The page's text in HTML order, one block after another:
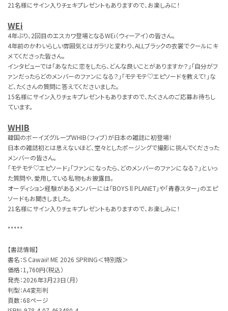
21名様にサイン入りチェキプレゼントもありますので、お楽しみに！
WEi
4年ぶり、2回目のエスカワ登場となるWEi（ウィーアイ）の皆さん。
4年前のかわいらしい雰囲気とはガラリと変わり、ALLブラックの衣裳でクールにキ
メてくださった皆さん。
インタビューでは「あなたに恋をしたら、どんな良いことがありますか？」「自分がフ
ァンだったらどのメンバーのファンになる？」「モテモテ♡エピソードを教えて！」な
ど、たくさんの質問に答えてくださいました。
15名様にサイン入りチェキプレゼントもありますので、たくさんのご応募お待ちし
ています。
WHIB
韓国のボーイズグループWHIB（フィブ）が日本の雑誌に初登場！
日本の雑誌初とは思えないほど、堂々としたポージングで撮影に挑んでくださった
メンバーの皆さん。
「モテモテ♡エピソード」「ファンになったら、どのメンバーのファンになる？」といっ
た質問や、愛用している私物もお披露目。
オーディション経験があるメンバーには「BOYS ll PLANET」や「青春スター」のエピ
ソードもお聞きしました。
21名様にサイン入りチェキプレゼントもありますので、お楽しみに！
*****
【書誌情報】
書名：S Cawaii! ME 2026 SPRING＜特別版＞
価格：1,760円（税込）
発売：2026年3月23日（月）
判型：A4変形判
頁数：68ページ